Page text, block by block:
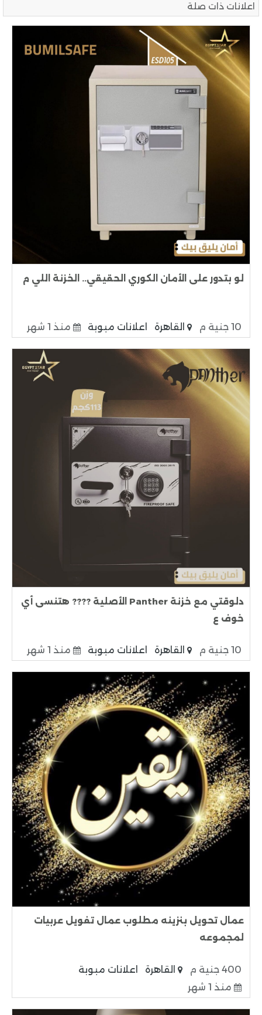
اعلانات ذات صلة
لو بتدور على الأمان الكوري الحقيقي.. الخزنة اللي م
10 جنية م القاهرة اعلانات مبوبة منذ 1 شهر
دلوقتي مع خزنة Panther الأصلية ???? هتنسى أي
خوف ع
10 جنية م القاهرة اعلانات مبوبة منذ 1 شهر
عمال تحويل بنزينه مطلوب عمال تفويل عربيات
لمجموعه
400 جنية م القاهرة
اعلانات مبوبة
منذ 1 شهر